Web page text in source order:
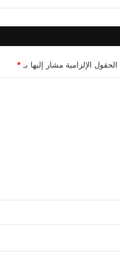
الحقول الإلزامية مشار إليها بـ *